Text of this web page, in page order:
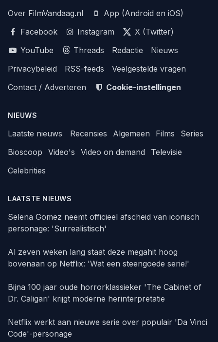
Over FilmVandaag.nl
App (Android en iOS)
Facebook
Instagram
X (Twitter)
YouTube
Threads Redactie
Nieuws
Privacybeleid
RSS-feeds
Veelgestelde vragen
Contact / Adverteren
Cookie-instellingen
NIEUWS
Laatste nieuws Recensies Algemeen Films
Series
Bioscoop
Video's Video on demand
Televisie
Celebrities
LAATSTE NIEUWS
Selena Gomez neemt officieel afscheid van iconisch
personage: 'Surrealistisch'
Al zeven weken lang staat deze megahit hoog
bovenaan op Netflix: 'Wat een steengoede serie!'
Bijna 100 jaar oude horrorklassieker 'The Cabinet of
Dr. Caligari' krijgt moderne herinterpretatie
Netflix werkt aan nieuwe serie over populair 'Da Vinci
Code'-personage